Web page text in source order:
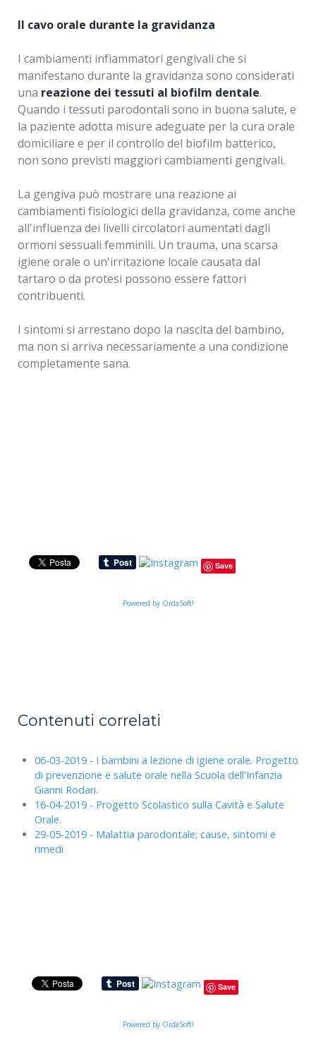
Il cavo orale durante la gravidanza
I cambiamenti infiammatori gengivali che si
manifestano durante la gravidanza sono considerati
una reazione dei tessuti al biofilm dentale.
Quando i tessuti parodontali sono in buona salute, e
la paziente adotta misure adeguate per la cura orale
domiciliare e per il controllo del biofilm batterico,
non sono previsti maggiori cambiamenti gengivali.
La gengiva può mostrare una reazione ai
cambiamenti fisiologici della gravidanza, come anche
all'influenza dei livelli circolatori aumentati dagli
ormoni sessuali femminili. Un trauma, una scarsa
igiene orale o un'irritazione locale causata dal
tartaro o da protesi possono essere fattori
contribuenti.
I sintomi si arrestano dopo la nascita del bambino,
ma non si arriva necessariamente a una condizione
completamente sana.
Save
Powered by OrdaSoft!
Contenuti correlati
06-03-2019 - I bambini a lezione di igiene orale. Progetto
di prevenzione e salute orale nella Scuola dell'Infanzia
Gianni Rodari.
16-04-2019 - Progetto Scolastico sulla Cavità e Salute
Orale.
29-05-2019 - Malattia parodontale; cause, sintomi e
rimedi
Save
Powered by OrdaSoft!